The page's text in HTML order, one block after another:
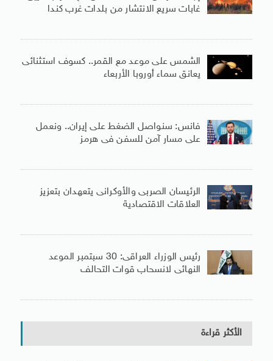
غابات سريع الانتشار من بلدات غرب كندا
الشمس على موعد مع القمر.. كسوف استثنائى
يعانق سماء أوروبا الأربعاء
فانس: سنواصل الضغط على إيران.. ونعمل
على مسار آمن للسفن فى هرمز
الرئيسان الصربى والأوكرانى يتعهدان بتعزيز
العلاقات الاقتصادية
رئيس الوزراء العراقى: 30 سبتمبر الموعد
النهائى لانسحاب قوات التحالف
الأكثر قراءة